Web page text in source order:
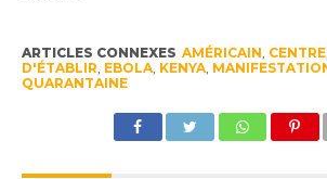
ARTICLES CONNEXES AMÉRICAIN CENTRE,
D'ÉTABLIR EBOLA, KENYA,
QUARANTAINE